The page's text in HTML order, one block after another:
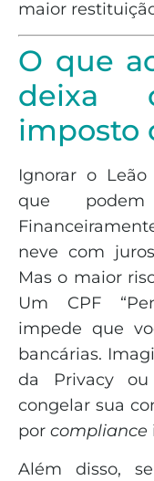
maior
O que
deixa
imposto
Ignorar o Leão
que
neve com
Mas o maior
Um CPF
impede que
bancárias.
da Privacy
congelar sua
por compliance
Além disso,